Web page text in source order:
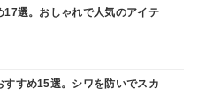
17選。おしゃれで人気のアイテ
すすめ15選。シワを防いでスカ